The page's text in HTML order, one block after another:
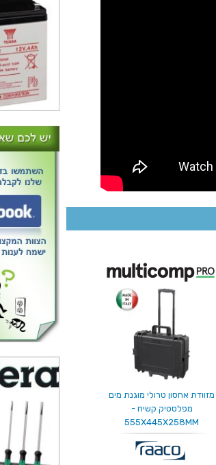
מזוודת אחסון טרולי מוגנת מים
מפלסטיק קשיח -
555X445X258MM